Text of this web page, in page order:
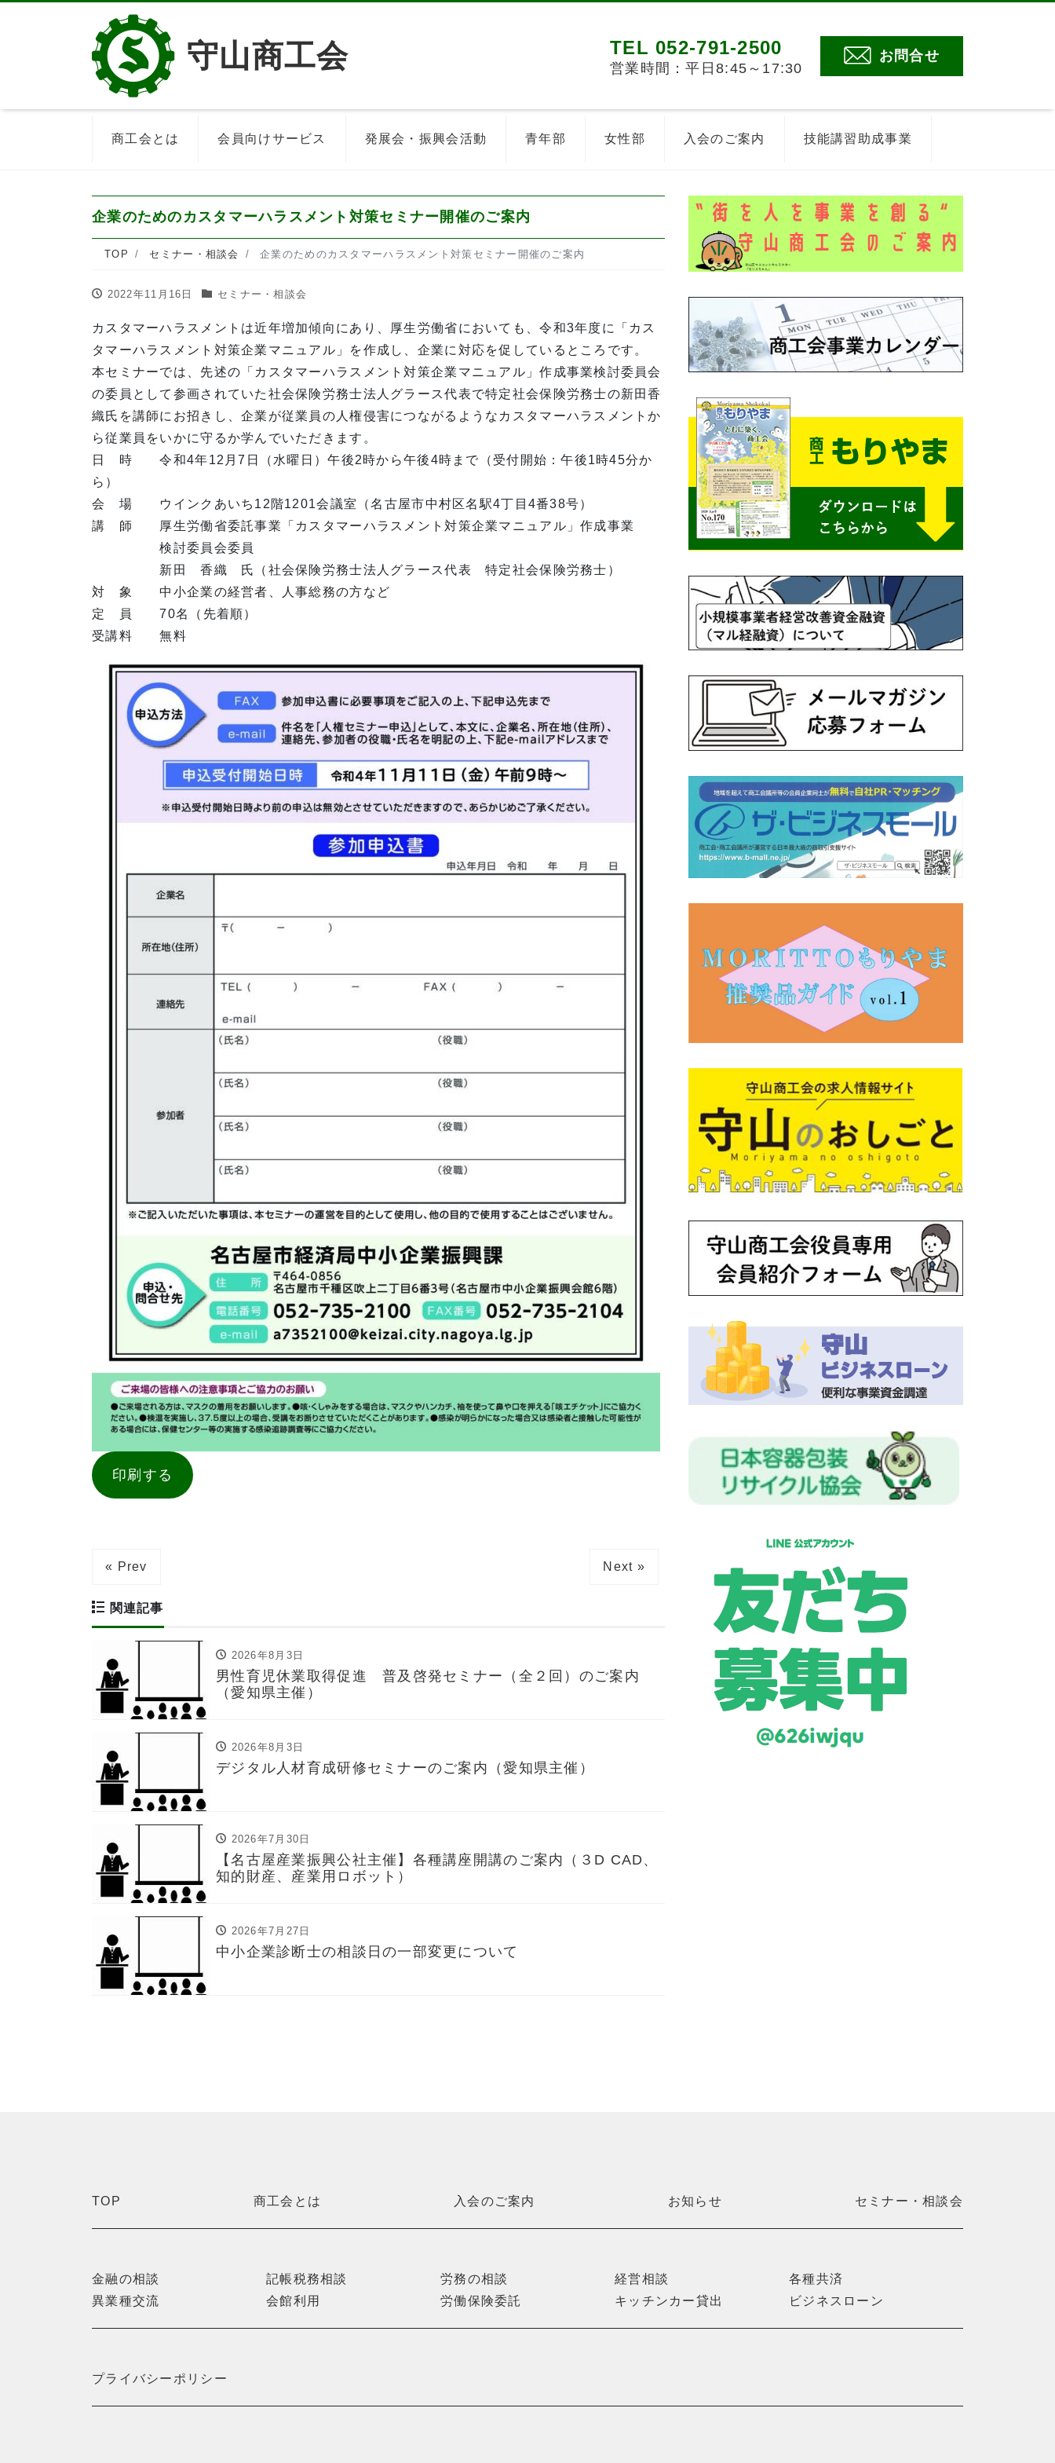
守山商工会 TEL 052-791-2500
営業時間：平日8:45～17:30
お問合せ
商工会とは 会員向けサービス 発展会・振興会活動 青年部 女性部 入会のご案内 技能講習助成事業
企業のためのカスタマーハラスメント対策セミナー開催のご案内
TOP セミナー・相談会 企業のためのカスタマーハラスメント対策セミナー開催のご案内
2022年11月16日 セミナー・相談会
カスタマーハラスメントは近年増加傾向にあり、厚生労働省においても、令和3年度に「カス
タマーハラスメント対策企業マニュアル」を作成し、企業に対応を促しているところです。
本セミナーでは、先述の「カスタマーハラスメント対策企業マニュアル」作成事業検討委員会
の委員として参画されていた社会保険労務士法人グラース代表で特定社会保険労務士の新田香
織氏を講師にお招きし、企業が従業員の人権侵害につながるようなカスタマーハラスメントか
ら従業員をいかに守るか学んでいただきます。
日 時 令和4年12月7日（水曜日）午後2時から午後4時まで（受付開始：午後1時45分か
ら）
会 場 ウインクあいち12階1201会議室（名古屋市中村区名駅4丁目4番38号）
講 師 厚生労働省委託事業「カスタマーハラスメント対策企業マニュアル」作成事業
検討委員会委員
新田 香織 氏（社会保険労務士法人グラース代表 特定社会保険労務士）
対 象 中小企業の経営者、人事総務の方など
定 員 70名（先着順）
受講料 無料
印刷する
« Prev Next »
関連記事
2026年8月3日
男性育児休業取得促進 普及啓発セミナー（全２回）のご案内
（愛知県主催）
2026年8月3日
デジタル人材育成研修セミナーのご案内（愛知県主催）
2026年7月30日
【名古屋産業振興公社主催】各種講座開講のご案内（３D CAD、
知的財産、産業用ロボット）
2026年7月27日
中小企業診断士の相談日の一部変更について
TOP 商工会とは 入会のご案内 お知らせ セミナー・相談会
金融の相談 記帳税務相談 労務の相談 経営相談
各種共済
異業種交流
会館利用 労働保険委託 キッチンカー貸出 ビジネスローン
プライバシーポリシー